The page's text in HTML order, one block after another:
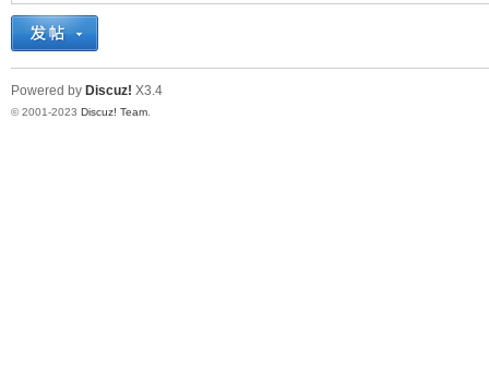
Powered by Discuz! X3.4
© 2001-2023 Discuz! Team.